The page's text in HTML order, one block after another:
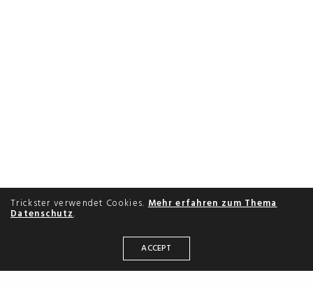
Trickster verwendet Cookies.Mehr erfahren zum Thema
Datenschutz.
ACCEPT